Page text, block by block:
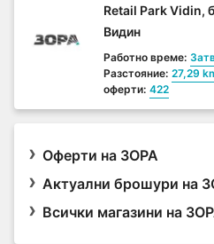
Retail Park Vidin,
Видин
Работно време:
Разстояние: 27,29
оферти: 422
Оферти на ЗОРА
Актуални брошури на
Всички магазини на